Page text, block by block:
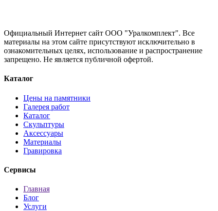
Официальный Интернет сайт ООО "Уралкомплект". Все
материалы на этом сайте присутствуют исключительно в
ознакомительных целях, использование и распространение
запрещено. Не является публичной офертой.
Каталог
Цены на памятники
Галерея работ
Каталог
Скульптуры
Аксессуары
Материалы
Гравировка
Сервисы
Главная
Блог
Услуги